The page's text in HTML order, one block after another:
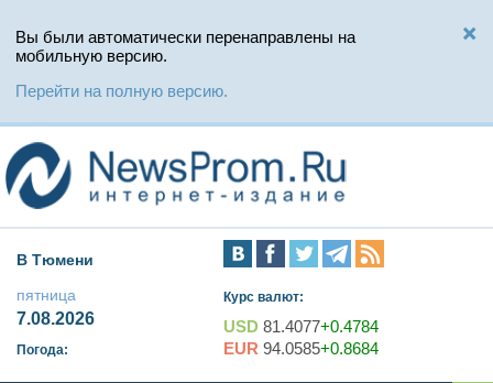
Вы были автоматически перенаправлены на
мобильную версию.
Перейти на полную версию.
В Тюмени
пятница
7.08.2026
Погода:
Курс валют:
USD 81.4077+0.4784
EUR 94.0585+0.8684